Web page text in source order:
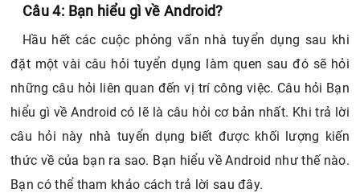
Câu 4: Bạn hiểu gì về Android?
Hầu hết các cuộc phỏng vấn nhà tuyển dụng sau khi
đặt một vài câu hỏi tuyển dụng làm quen sau đó sẽ hỏi
những câu hỏi liên quan đến vị trí công việc. Câu hỏi Bạn
hiểu gì về Android có lẽ là câu hỏi cơ bản nhất. Khi trả lời
câu hỏi này nhà tuyển dụng biết được khối lượng kiến
thức về của bạn ra sao. Bạn hiểu về Android như thế nào.
Bạn có thể tham khảo cách trả lời sau đây.